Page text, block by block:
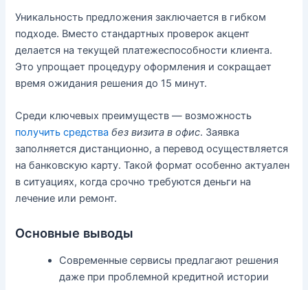
Уникальность предложения заключается в гибком
подходе. Вместо стандартных проверок акцент
делается на текущей платежеспособности клиента.
Это упрощает процедуру оформления и сокращает
время ожидания решения до 15 минут.
Среди ключевых преимуществ — возможность
получить средства без визита в офис. Заявка
заполняется дистанционно, а перевод осуществляется
на банковскую карту. Такой формат особенно актуален
в ситуациях, когда срочно требуются деньги на
лечение или ремонт.
Основные выводы
Современные сервисы предлагают решения
даже при проблемной кредитной истории